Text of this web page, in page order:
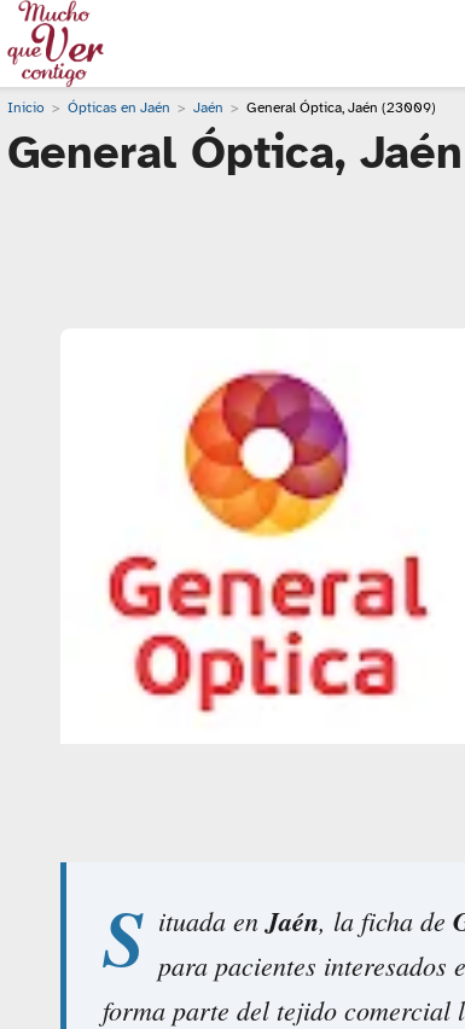
Inicio Ópticas en Jaén Jaén General Óptica, Jaén (23009)
General Óptica,
S ituada enJaén, la ficha de
para pacientes
forma parte del tejido comercial